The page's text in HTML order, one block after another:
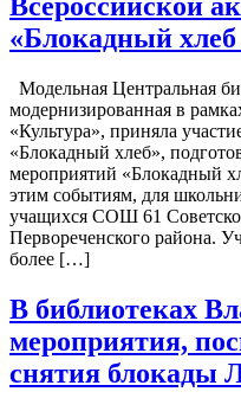
«Блокадный
Модельная Центральная
модернизированная в
«Культура», приняла
«Блокадный хлеб»,
мероприятий «Блокадный
этим событиям, для
учащихся СОШ 61
Первореченского района.
более […]
В библиотеках
мероприятия,
снятия блокады